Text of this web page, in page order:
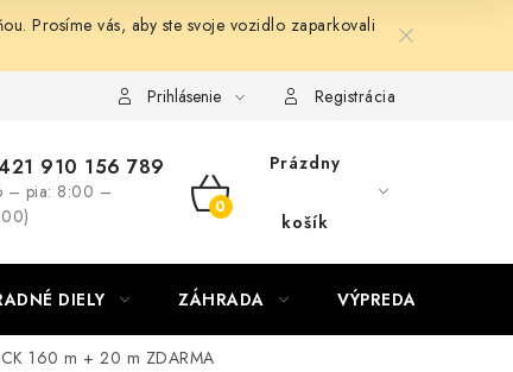
Prosíme vás, aby ste svoje vozidlo zaparkovali
Prihlásenie Registrácia
910 156 789
– pia: 8:00 –
NÁKUPNÝ
KOŠÍK
Prázdny
košík
DIELY ZÁHRADA VÝPREDAJ
160 m + 20 m ZDARMA